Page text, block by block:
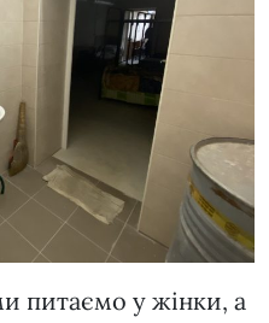
питаємо у жінки, а